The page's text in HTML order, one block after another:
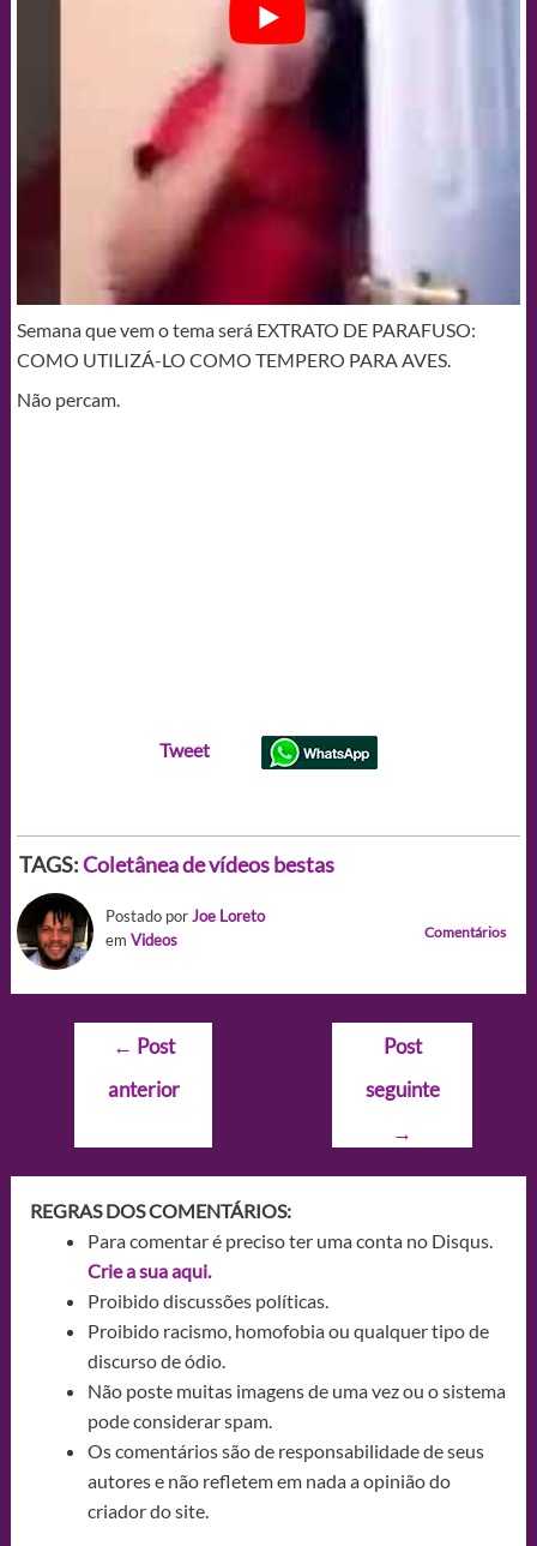
Semana que vem o tema será EXTRATO DE PARAFUSO:
COMO UTILIZÁ-LO COMO TEMPERO PARA AVES.
Não percam.
Tweet
TAGS:Coletânea de vídeos bestas
Postado porJoe Loreto
em Videos Comentários
Navegação
Post
← Post
anterior
Post
seguinte
→
REGRAS DOS COMENTÁRIOS:
Para comentar é preciso ter uma conta no Disqus.
Crie a sua aqui.
Proibido discussões políticas.
Proibido racismo, homofobia ou qualquer tipo de
discurso de ódio.
Não poste muitas imagens de uma vez ou o sistema
pode considerar spam.
Os comentários são de responsabilidade de seus
autores e não refletem em nada a opinião do
criador do site.